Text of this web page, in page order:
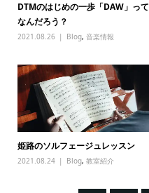
DTMのはじめの一歩「DAW」って
なんだろう？
2021.08.26 Blog, 音楽情報
姫路のソルフェージュレッスン
2021.08.24 Blog, 教室紹介